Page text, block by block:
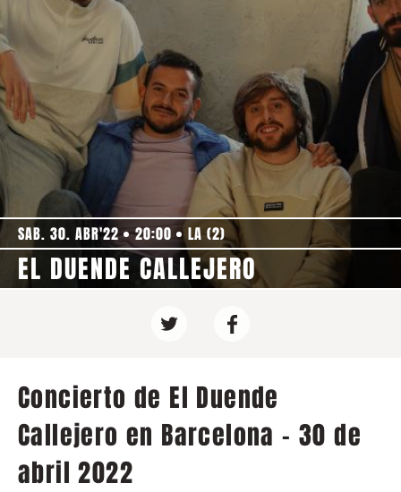
SAB. 30. ABR'22 20:00 LA (2)
EL DUENDE CALLEJERO
Concierto de El Duende
Callejero en Barcelona - 30 de
abril 2022